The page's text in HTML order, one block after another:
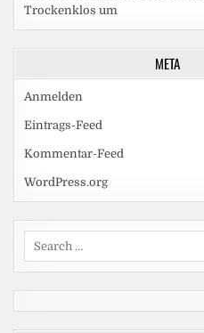
Trockenklos um
META
Anmelden
Eintrags-Feed
Kommentar-Feed
WordPress.org